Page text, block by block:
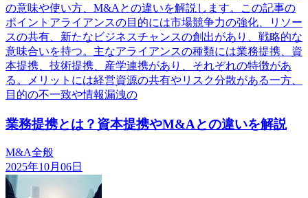
の意味や使い方、M&Aとの違いを解説します。この記事の
ポイントアライアンスの目的には市場競争力の強化、リソー
スの共有、新たなビジネスチャンスの創出があり、戦略的な
意味合いを持つ。主なアライアンスの種類には業務提携、資
本提携、技術提携、産学連携があり、それぞれの特徴があ
る。メリットには経営資源の共有やリスク分散がある一方、
目的の不一致や情報漏洩の
業務提携とは？資本提携やM&Aとの違いを解説
M&A全般
2025年10月06日